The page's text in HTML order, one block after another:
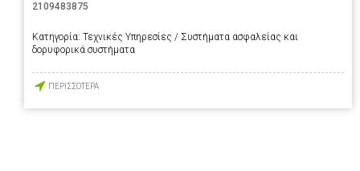
2109483875
Κατηγορία: Τεχνικές Υπηρεσίες / Συστήματα ασφαλείας και
δορυφορικά συστήματα
ΠΕΡΙΣΣΟΤΕΡΑ